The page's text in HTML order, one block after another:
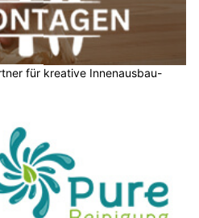
für kreative Innenausbau-